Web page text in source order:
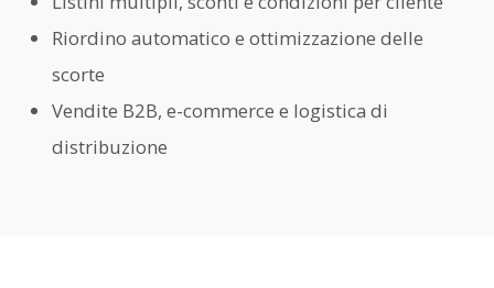
Riordino automatico e ottimizzazione delle
scorte
Vendite B2B, e-commerce e logistica di
distribuzione